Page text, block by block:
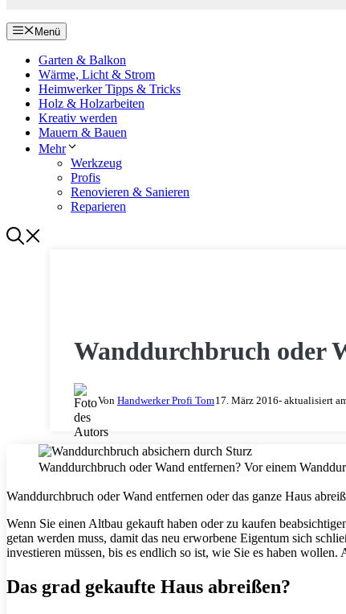
Menü
Garten & Balkon
Wärme, Licht & Strom
Heimwerker Tipps & Tricks
Holz & Holzarbeiten
Kreativ werden
Mauern & Bauen
Mehr
Werkzeug
Profis
Renovieren & Sanieren
Reparieren
Wanddurchbruch oder
Von Handwerker Profi Tom17. März 2016- aktualisiert
Wanddurchbruch oder Wand entfernen? Vor einem
Wanddurchbruch oder Wand entfernen oder das ganze Haus
Wenn Sie einen Altbau gekauft haben oder zu kaufen
getan werden muss, damit das neu erworbene Eigentum sich
investieren müssen, bis es endlich so ist, wie Sie es haben
Das grad gekaufte Haus abreißen?